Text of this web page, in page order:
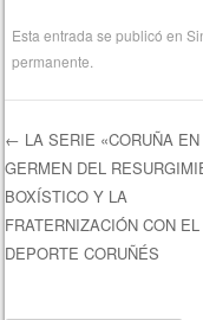
Esta entrada se publicó en
permanente
← LA SERIE «CORUÑA EN
GERMEN DEL
BOXÍSTICO Y LA
FRATERNIZACIÓN CON EL
DEPORTE CORUÑÉS